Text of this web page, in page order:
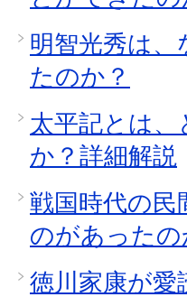
明智光秀は、
たのか？
太平記とは
か？詳細解説
戦国時代の民
のがあった
徳川家康が愛